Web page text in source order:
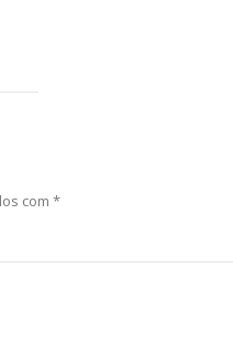
com *